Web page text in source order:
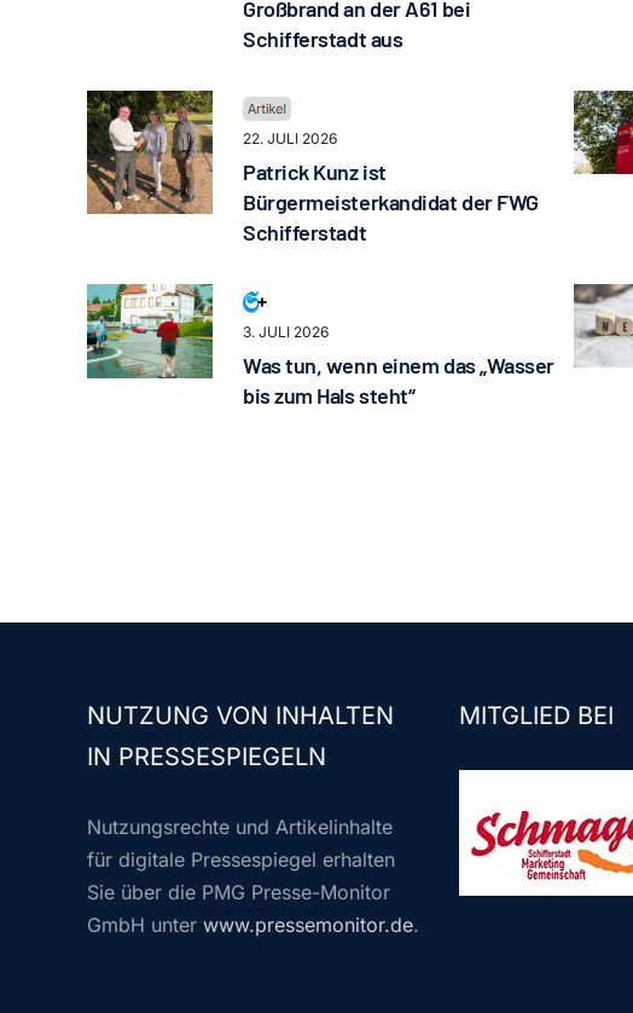
Großbrand an der A61 bei
Schifferstadt aus
22. JULI 2026
Patrick Kunz ist
Bürgermeisterkandidat der FWG
Schifferstadt
3. JULI 2026
Was tun, wenn einem das „Wasser
bis zum Hals steht“
NUTZUNG VON INHALTEN
IN PRESSESPIEGELN
Nutzungsrechte und Artikelinhalte
für digitale Pressespiegel erhalten
Sie über die PMG Presse-Monitor
GmbH unter www.pressemonitor.de.
MITGLIED BEI